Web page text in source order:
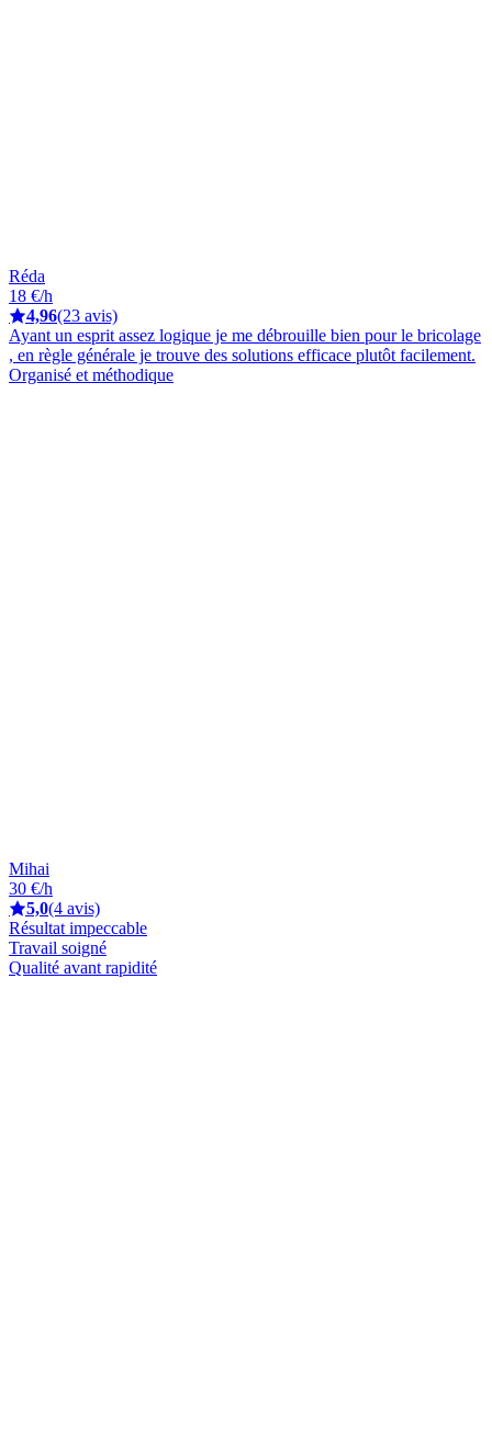
Réda
18 €/h
4,96(23 avis)
Ayant un esprit assez logique je me débrouille bien pour le bricolage
, en règle générale je trouve des solutions efficace plutôt facilement.
Organisé et méthodique
Mihai
30 €/h
5,0(4 avis)
Résultat impeccable
Travail soigné
Qualité avant rapidité